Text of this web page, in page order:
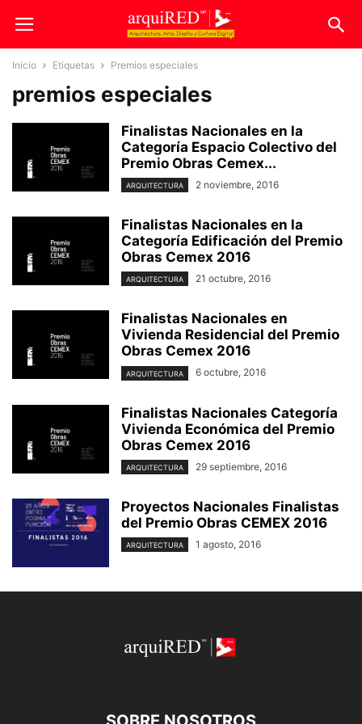
Inicio Etiquetas Premios especiales
premios especiales
Finalistas Nacionales en la
Categoría Espacio Colectivo del
Premio Obras Cemex...
ARQUITECTURA 2 noviembre, 2016
Finalistas Nacionales en la
Categoría Edificación del Premio
Obras Cemex 2016
ARQUITECTURA 21 octubre, 2016
Finalistas Nacionales en
Vivienda Residencial del Premio
Obras Cemex 2016
ARQUITECTURA 6 octubre, 2016
Finalistas Nacionales Categoría
Vivienda Económica del Premio
Obras Cemex 2016
ARQUITECTURA 29 septiembre, 2016
Proyectos Nacionales Finalistas
del Premio Obras CEMEX 2016
ARQUITECTURA 1 agosto, 2016